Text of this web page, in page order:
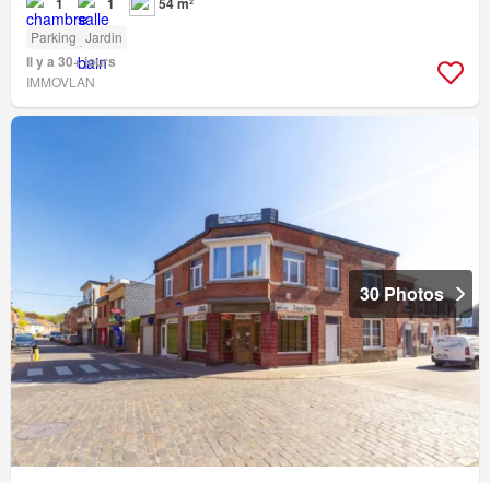
Parking Jardin
Il y a 30+ jours
IMMOVLAN
30 Photos